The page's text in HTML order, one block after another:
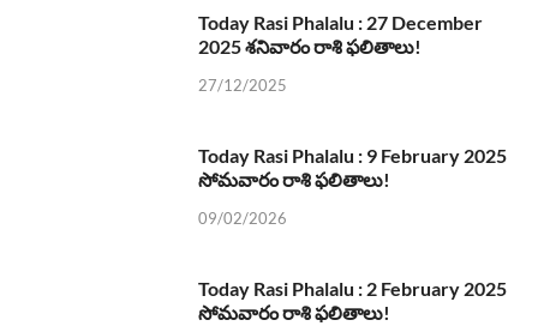
Today Rasi Phalalu : 27 December
2025 శనివారం రాశి ఫలితాలు!
27/12/2025
Today Rasi Phalalu : 9 February 2025
సోమవారం రాశి ఫలితాలు!
09/02/2026
Today Rasi Phalalu : 2 February 2025
సోమవారం రాశి ఫలితాలు!